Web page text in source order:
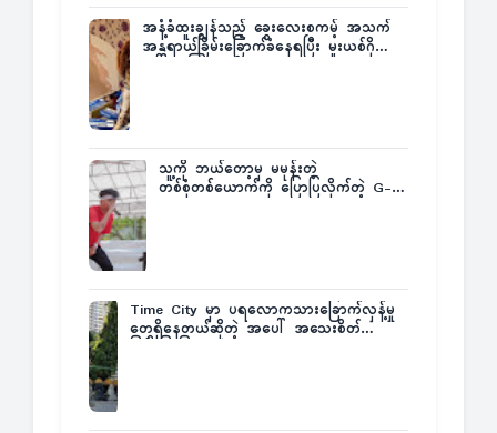
အနံ့ခံထူးချွန်သည့် ခွေးလေးစကမ့် အသက်
အန္တရာယ်ခြိမ်းခြောက်ခံနေရပြီး မူးယစ်ဂိုဏ်း
သူ့ကို ဘယ်တော့မှ မမုန်းတဲ့
တစ်စုံတစ်ယောက်ကို ပြောပြလိုက်တဲ့ G-
Time City မှာ ပရလောကသားခြောက်လှန့်မှု
တွေရှိနေတယ်ဆိုတဲ့ အပေါ် အသေးစိတ်